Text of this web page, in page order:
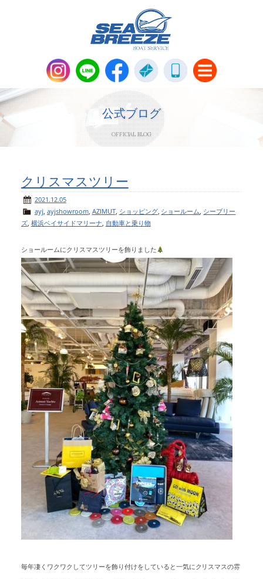
パーツ販売・アパレル商品
News & Topics
ニュース＆トピックス
会社概要
Access
アクセスマップ
Contact us
お問い合わせ
Links
リンク
公式ブログ
OFFICIAL BLOG
クリスマスツリー
2021.12.05
ayj ayjshowroom, AZIMUT, ショッピング, ショールーム シーブリー
ズ, 横浜ベイサイドマリーナ 自動車と乗り物
ショールームにクリスマスツリーを飾りました
毎年凄くワクワクしてツリーを飾り付けをしていると一気にクリスマスの雰